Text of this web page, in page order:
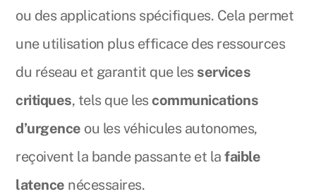
ou des applications spécifiques. Cela permet
une utilisation plus efficace des ressources
du réseau et garantit que les services
critiques, tels que lescommunications
d’urgence ou les véhicules autonomes,
reçoivent la bande passante et lafaible
latence nécessaires.